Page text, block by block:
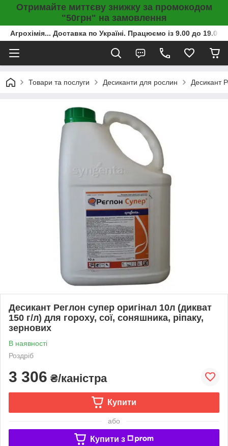
Отримайте миттєву знижку за промокодом
"50грн" на замовлення
Агрохімія... Доставка по Україні. Працюємо із 9.00 до
Товари та послуги Десиканти для рослин Десикант
Десикант Реглон супер оригінал 10л (дикват
150 г/л) для гороху, сої, соняшника, ріпаку,
зернових
В наявності
Роздріб
3 306 ₴/каністра
Купити
або
Купити з